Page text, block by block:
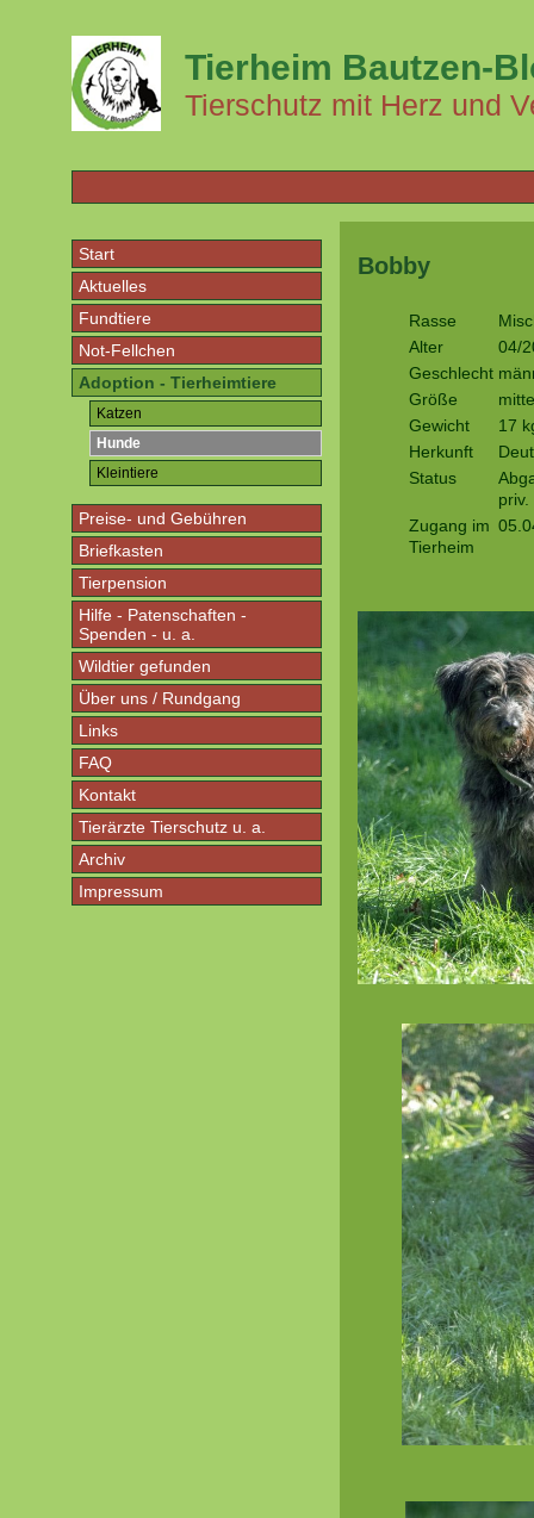
Tierheim Bautzen-
Tierschutz mit Herz und
Start
Aktuelles
Fundtiere
Not-Fellchen
Adoption - Tierheimtiere
Katzen
Hunde
Kleintiere
Preise- und Gebühren
Briefkasten
Tierpension
Hilfe - Patenschaften -
Spenden - u. a.
Wildtier gefunden
Über uns / Rundgang
Links
FAQ
Kontakt
Tierärzte Tierschutz u. a.
Archiv
Impressum
Bobby
Rasse
Alter
04/
Geschlecht
Größe
Gewicht
17
Herkunft
Status
priv.
Zugang im
Tierheim